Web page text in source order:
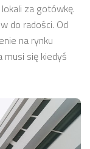
za gotówkę.
do radości. Od
na rynku
musi się kiedyś